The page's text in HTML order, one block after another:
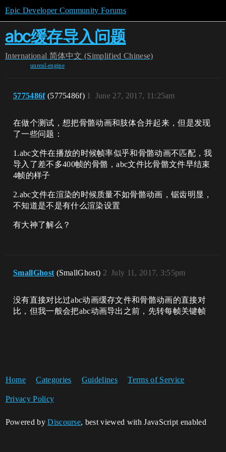
Epic Developer Community Forums
abc缓存导入问题
International 简体中文 (Simplified Chinese)
unreal-engine
5775486f (5775486f) June 27, 2017, 11:25am
1
在做个测试，想把骨骼动画和肢体合并起来，但是发现
了一些问题：
1.abc文件在播放的时候帧率似乎和骨骼动画不匹配，我
导入了差不多400帧的骨骼，abc文件比骨骼文件早结束
4帧的样子
2.abc文件在渲染的时候质量不如骨骼动画，锯齿明显，
不知道是不是有什么渲染设置
有大神了解么？
SmallGhost (SmallGhost) July 11, 2017, 3:55pm
2
没有直接对比过abc动画缓存文件和骨骼动画的直接对
比，但我一般会把abc动画导出之前，先转每帧关键帧
Home Categories Guidelines Terms of Service
Privacy Policy
Powered byDiscourse, best viewed with JavaScript enabled